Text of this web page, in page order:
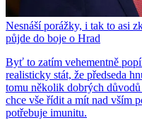
Nesnáší porážky, i tak to asi
půjde do boje o Hrad
Byť to zatím vehementně
realisticky stát, že předseda
tomu několik dobrých
chce vše řídit a mít nad vším
potřebuje imunitu.